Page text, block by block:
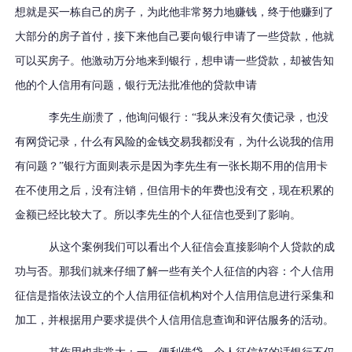
想就是买一栋自己的房子，为此他非常努力地赚钱，终于他赚到了
大部分的房子首付，接下来他自己要向银行申请了一些贷款，他就
可以买房子。他激动万分地来到银行，想申请一些贷款，却被告知
他的个人信用有问题，银行无法批准他的贷款申请
李先生崩溃了，他询问银行：“我从来没有欠债记录，也没
有网贷记录，什么有风险的金钱交易我都没有，为什么说我的信用
有问题？”银行方面则表示是因为李先生有一张长期不用的信用卡
在不使用之后，没有注销，但信用卡的年费也没有交，现在积累的
金额已经比较大了。所以李先生的个人征信也受到了影响。
从这个案例我们可以看出个人征信会直接影响个人贷款的成
功与否。那我们就来仔细了解一些有关个人征信的内容：个人信用
征信是指依法设立的个人信用征信机构对个人信用信息进行采集和
加工，并根据用户要求提供个人信用信息查询和评估服务的活动。